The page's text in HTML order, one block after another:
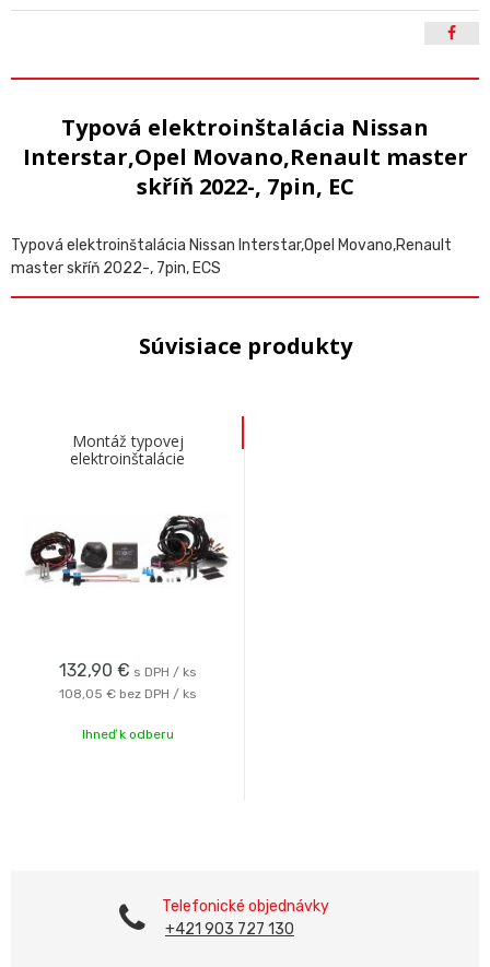
Typová elektroinštalácia Nissan
Interstar,Opel Movano,Renault master
skříň 2022-, 7pin, EC
Typová elektroinštalácia Nissan Interstar,Opel Movano,Renault
master skříň 2022-, 7pin, ECS
Súvisiace produkty
Montáž typovej
elektroinštalácie
132,90 € s DPH / ks
108,05 € bez DPH / ks
Ihneď k odberu
Telefonické objednávky
+421 903 727 130